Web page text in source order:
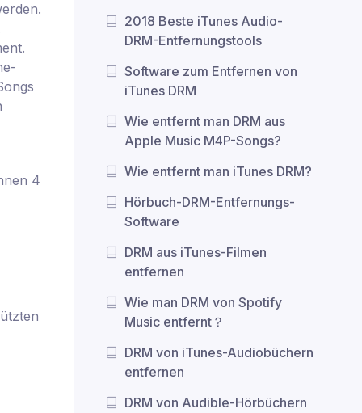
4
2018 Beste iTunes Audio-
DRM-Entfernungstools
Software zum Entfernen von
iTunes DRM
Wie entfernt man DRM aus
Apple Music M4P-Songs?
Wie entfernt man iTunes DRM?
Hörbuch-DRM-Entfernungs-
Software
DRM aus iTunes-Filmen
entfernen
Wie man DRM von Spotify
Music entfernt？
DRM von iTunes-Audiobüchern
entfernen
DRM von Audible-Hörbüchern